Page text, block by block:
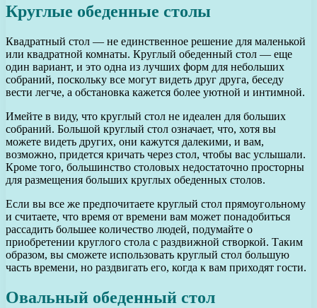
Круглые обеденные столы
Квадратный стол — не единственное решение для маленькой
или квадратной комнаты. Круглый обеденный стол — еще
один вариант, и это одна из лучших форм для небольших
собраний, поскольку все могут видеть друг друга, беседу
вести легче, а обстановка кажется более уютной и интимной.
Имейте в виду, что круглый стол не идеален для больших
собраний. Большой круглый стол означает, что, хотя вы
можете видеть других, они кажутся далекими, и вам,
возможно, придется кричать через стол, чтобы вас услышали.
Кроме того, большинство столовых недостаточно просторны
для размещения больших круглых обеденных столов.
Если вы все же предпочитаете круглый стол прямоугольному
и считаете, что время от времени вам может понадобиться
рассадить большее количество людей, подумайте о
приобретении круглого стола с раздвижной створкой. Таким
образом, вы сможете использовать круглый стол большую
часть времени, но раздвигать его, когда к вам приходят гости.
Овальный обеденный стол